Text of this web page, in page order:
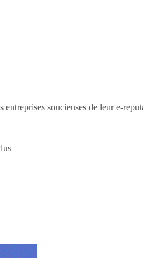
soucieuses de leur e-